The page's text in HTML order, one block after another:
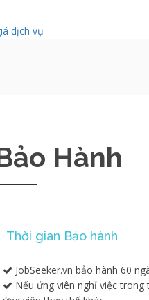
dịch vụ
Hành
Thời gian Bảo hành
JobSeeker.vn bảo hành 60
Nếu ứng viên nghỉ việc trong